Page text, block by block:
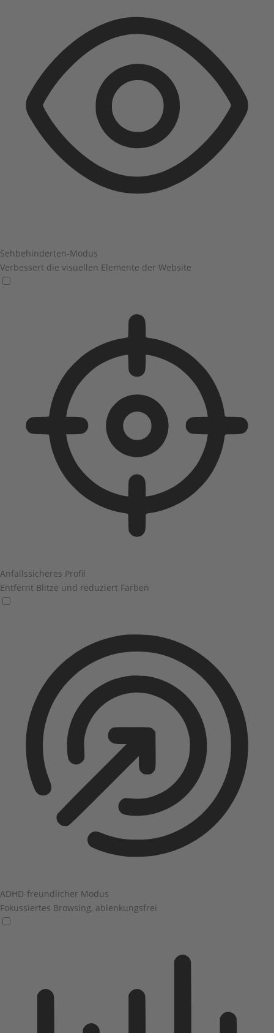
Sehbehinderten-Modus
Verbessert die visuellen Elemente der Website
Anfallssicheres Profil
Entfernt Blitze und reduziert Farben
ADHD-freundlicher Modus
Fokussiertes Browsing, ablenkungsfrei